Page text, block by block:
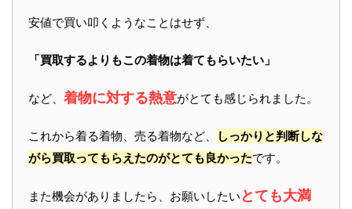
安値で買い叩くようなことはせず、
「買取するよりもこの着物は着てもらいたい」
など、 着物に対する熱意がとても感じられました。
これから着る着物、売る着物など、
しっかりと判断しな
がら買取ってもらえたのがとても良かったです。
また機会がありましたら、お願いしたい とても大満